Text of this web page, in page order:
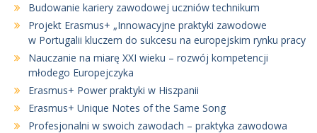
Budowanie kariery zawodowej uczniów technikum
Projekt Erasmus+ „Innowacyjne praktyki zawodowe
w Portugalii kluczem do sukcesu na europejskim rynku pracy
Nauczanie na miarę XXI wieku – rozwój kompetencji
młodego Europejczyka
Erasmus+ Power praktyki w Hiszpanii
Erasmus+ Unique Notes of the Same Song
Profesjonalni w swoich zawodach – praktyka zawodowa